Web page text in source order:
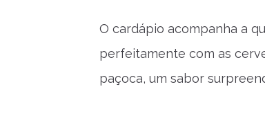
O cardápio acompanha a
perfeitamente com as
paçoca, um sabor